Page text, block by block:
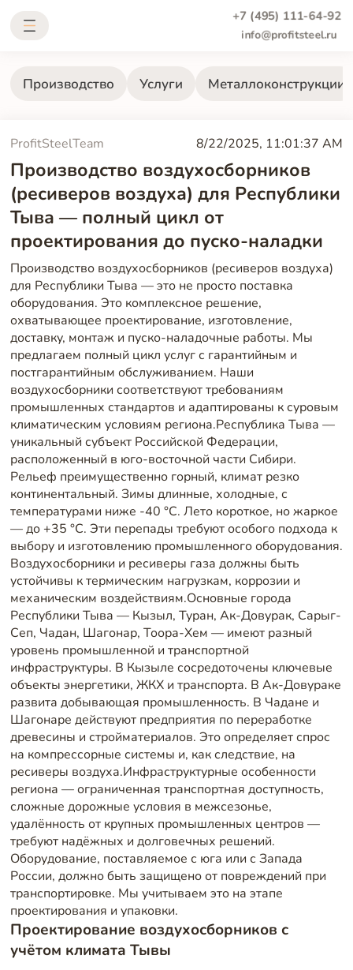
+7 (495) 111-64-92
info@profitsteel.ru
Производство Услуги Металлоконструкции
ProfitSteelTeam 8/22/2025, 11:01:37 AM
Производство воздухосборников
(ресиверов воздуха) для Республики
Тыва — полный цикл от
проектирования до пуско-наладки
Производство воздухосборников (ресиверов воздуха)
для Республики Тыва — это не просто поставка
оборудования. Это комплексное решение,
охватывающее проектирование, изготовление,
доставку, монтаж и пуско-наладочные работы. Мы
предлагаем полный цикл услуг с гарантийным и
постгарантийным обслуживанием. Наши
воздухосборники соответствуют требованиям
промышленных стандартов и адаптированы к суровым
климатическим условиям региона.Республика Тыва —
уникальный субъект Российской Федерации,
расположенный в юго-восточной части Сибири.
Рельеф преимущественно горный, климат резко
континентальный. Зимы длинные, холодные, с
температурами ниже -40 °C. Лето короткое, но жаркое
— до +35 °C. Эти перепады требуют особого подхода к
выбору и изготовлению промышленного оборудования.
Воздухосборники и ресиверы газа должны быть
устойчивы к термическим нагрузкам, коррозии и
механическим воздействиям.Основные города
Республики Тыва — Кызыл, Туран, Ак-Довурак, Сарыг-
Сеп, Чадан, Шагонар, Тоора-Хем — имеют разный
уровень промышленной и транспортной
инфраструктуры. В Кызыле сосредоточены ключевые
объекты энергетики, ЖКХ и транспорта. В Ак-Довураке
развита добывающая промышленность. В Чадане и
Шагонаре действуют предприятия по переработке
древесины и стройматериалов. Это определяет спрос
на компрессорные системы и, как следствие, на
ресиверы воздуха.Инфраструктурные особенности
региона — ограниченная транспортная доступность,
сложные дорожные условия в межсезонье,
удалённость от крупных промышленных центров —
требуют надёжных и долговечных решений.
Оборудование, поставляемое с юга или с Запада
России, должно быть защищено от повреждений при
транспортировке. Мы учитываем это на этапе
проектирования и упаковки.
Проектирование воздухосборников с
учётом климата Тывы